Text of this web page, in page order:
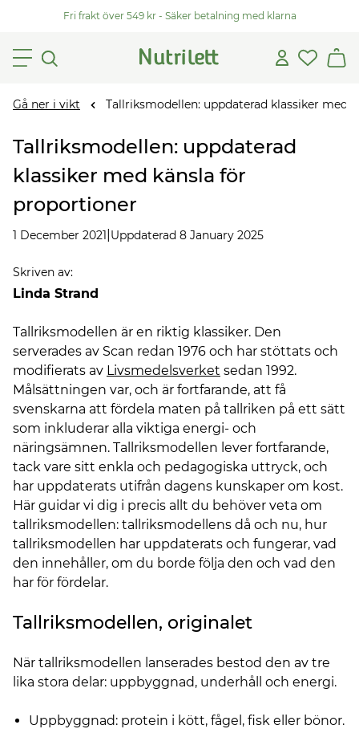
Fri frakt över 549 kr - Säker betalning med klarna
Gå ner i vikt Tallriksmodellen: uppdaterad klassiker med
Tallriksmodellen: uppdaterad
klassiker med känsla för
proportioner
1 December 2021 Uppdaterad 8 January 2025
Skriven av:
Linda Strand
Tallriksmodellen är en riktig klassiker. Den
serverades av Scan redan 1976 och har stöttats och
modifierats av Livsmedelsverket sedan 1992.
Målsättningen var, och är fortfarande, att få
svenskarna att fördela maten på tallriken på ett sätt
som inkluderar alla viktiga energi- och
näringsämnen. Tallriksmodellen lever fortfarande,
tack vare sitt enkla och pedagogiska uttryck, och
har uppdaterats utifrån dagens kunskaper om kost.
Här guidar vi dig i precis allt du behöver veta om
tallriksmodellen: tallriksmodellens då och nu, hur
tallriksmodellen har uppdaterats och fungerar, vad
den innehåller, om du borde följa den och vad den
har för fördelar.
Tallriksmodellen, originalet
När tallriksmodellen lanserades bestod den av tre
lika stora delar: uppbyggnad, underhåll och energi.
Uppbyggnad: protein i kött, fågel, fisk eller bönor.